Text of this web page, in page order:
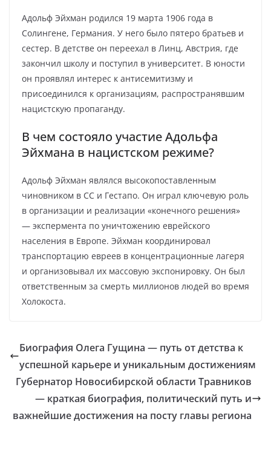
Адольф Эйхман родился 19 марта 1906 года в
Солингене, Германия. У него было пятеро братьев и
сестер. В детстве он переехал в Линц, Австрия, где
закончил школу и поступил в университет. В юности
он проявлял интерес к антисемитизму и
присоединился к организациям, распространявшим
нацистскую пропаганду.
В чем состояло участие Адольфа
Эйхмана в нацистском режиме?
Адольф Эйхман являлся высокопоставленным
чиновником в СС и Гестапо. Он играл ключевую роль
в организации и реализации «конечного решения»
— экспермента по уничтожению еврейского
населения в Европе. Эйхман координировал
транспортацию евреев в концентрационные лагеря
и организовывал их массовую экспонировку. Он был
ответственным за смерть миллионов людей во время
Холокоста.
Биография Олега Гущина — путь от детства к
успешной карьере и уникальным достижениям
Губернатор Новосибирской области Травников
— краткая биография, политический путь и
важнейшие достижения на посту главы региона